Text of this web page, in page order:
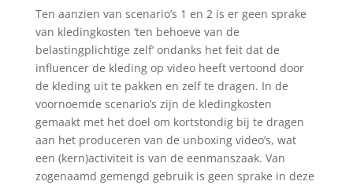
Ten aanzien van scenario’s 1 en 2 is er geen sprake
van kledingkosten ‘ten behoeve van de
belastingplichtige zelf’ ondanks het feit dat de
influencer de kleding op video heeft vertoond door
de kleding uit te pakken en zelf te dragen. In de
voornoemde scenario’s zijn de kledingkosten
gemaakt met het doel om kortstondig bij te dragen
aan het produceren van de unboxing video’s, wat
een (kern)activiteit is van de eenmanszaak. Van
zogenaamd gemengd gebruik is geen sprake in deze